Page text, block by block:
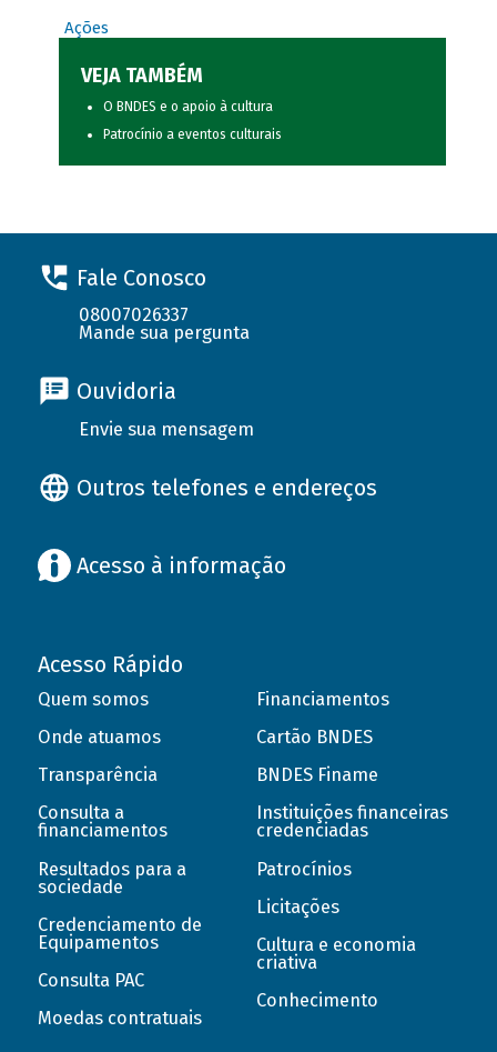
Ações
VEJA TAMBÉM
O BNDES e o apoio à cultura
Patrocínio a eventos culturais
Fale Conosco
08007026337
Mande sua pergunta
Ouvidoria
Envie sua mensagem
Outros telefones e endereços
Acesso à informação
Acesso Rápido
Quem somos
Onde atuamos
Transparência
Consulta a
financiamentos
Resultados para a
sociedade
Credenciamento de
Equipamentos
Consulta PAC
Moedas contratuais
Financiamentos
Cartão BNDES
BNDES Finame
Instituições financeiras
credenciadas
Patrocínios
Licitações
Cultura e economia
criativa
Conhecimento